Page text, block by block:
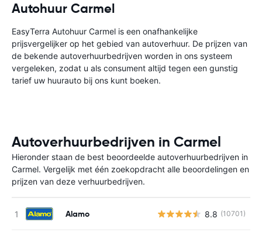
Autohuur Carmel
EasyTerra Autohuur Carmel is een onafhankelijke
prijsvergelijker op het gebied van autoverhuur. De prijzen van
de bekende autoverhuurbedrijven worden in ons systeem
vergeleken, zodat u als consument altijd tegen een gunstig
tarief uw huurauto bij ons kunt boeken.
Autoverhuurbedrijven in Carmel
Hieronder staan de best beoordeelde autoverhuurbedrijven in
Carmel. Vergelijk met één zoekopdracht alle beoordelingen en
prijzen van deze verhuurbedrijven.
Alamo 8.8 (10701)